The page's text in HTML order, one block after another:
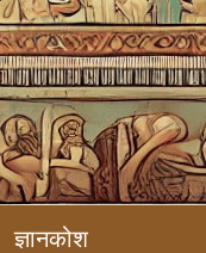
ज्ञानकोश